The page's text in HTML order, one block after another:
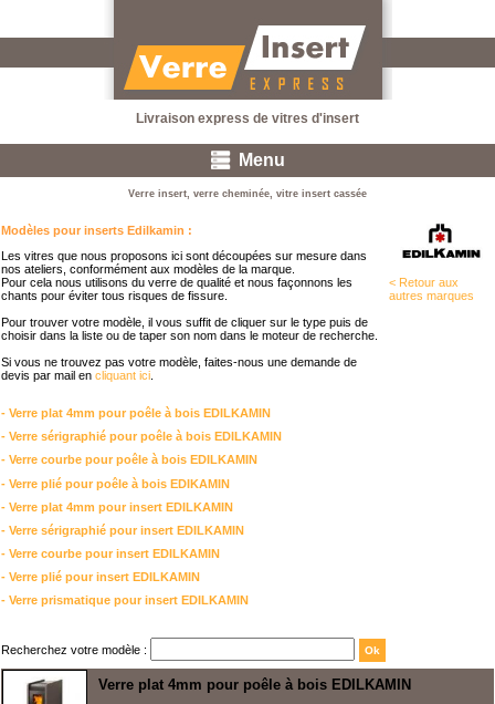
Livraison express de vitres d'insert
Menu
Verre insert, verre cheminée, vitre insert cassée
Modèles pour inserts Edilkamin :
Les vitres que nous proposons ici sont découpées sur mesure dans
nos ateliers, conformément aux modèles de la marque.
Pour cela nous utilisons du verre de qualité et nous façonnons les
chants pour éviter tous risques de fissure.
Pour trouver votre modèle, il vous suffit de cliquer sur le type puis de
choisir dans la liste ou de taper son nom dans le moteur de recherche.
Si vous ne trouvez pas votre modèle, faites-nous une demande de
devis par mail en cliquant ici
< Retour aux
autres marques
- Verre plat 4mm pour poêle à bois EDILKAMIN
- Verre sérigraphié pour poêle à bois EDILKAMIN
- Verre courbe pour poêle à bois EDILKAMIN
- Verre plié pour poêle à bois EDIKAMIN
- Verre plat 4mm pour insert EDILKAMIN
- Verre sérigraphié pour insert EDILKAMIN
- Verre courbe pour insert EDILKAMIN
- Verre plié pour insert EDILKAMIN
- Verre prismatique pour insert EDILKAMIN
Recherchez votre modèle :
Verre plat 4mm pour poêle à bois EDILKAMIN